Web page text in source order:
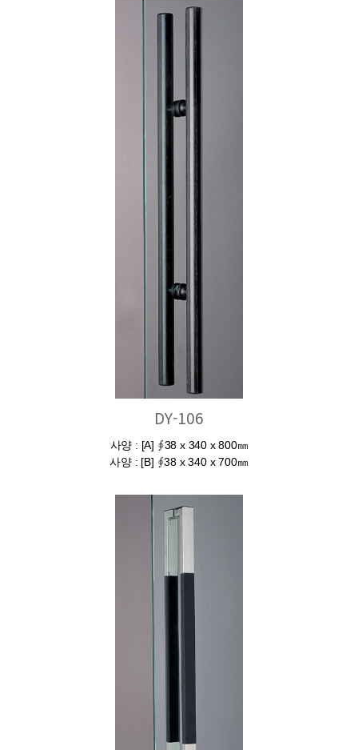
DY-106
사양 : [A] ∮38 x 340 x 800㎜
사양 : [B] ∮38 x 340 x 700㎜